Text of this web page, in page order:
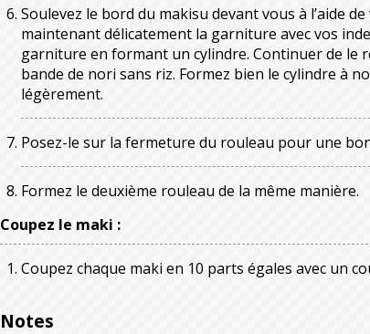
Soulevez le bord du makisu devant vous à l’aide
maintenant délicatement la garniture avec vos
garniture en formant un cylindre. Continuer de le
bande de nori sans riz. Formez bien le cylindre à
légèrement.
Posez-le sur la fermeture du rouleau pour une
Formez le deuxième rouleau de la même manière.
Coupez le maki :
Coupez chaque maki en 10 parts égales avec un
Notes